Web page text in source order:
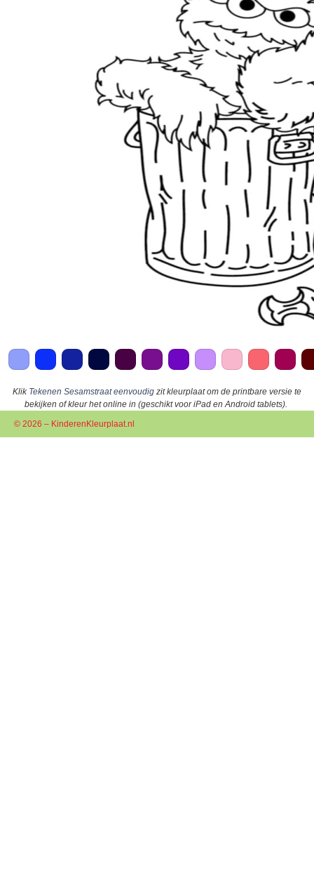
Klik Tekenen Sesamstraat eenvoudig zit kleurplaat om de printbare versie te
bekijken of kleur het online in (geschikt voor iPad en Android tablets).
© 2026 – KinderenKleurplaat.nl